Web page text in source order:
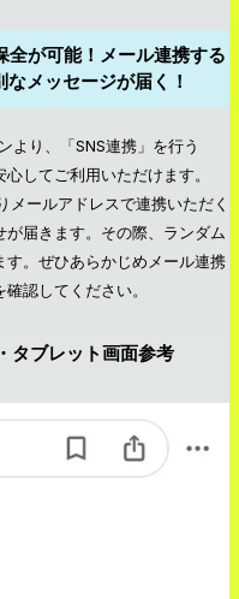
全が可能！メール連携する
メッセージが届く！
より、「SNS連携」を行う
してご利用いただけます。
ールアドレスで連携いただく
届きます。その際、ランダム
。ぜひあらかじめメール連携
認してください。
タブレット画面参考